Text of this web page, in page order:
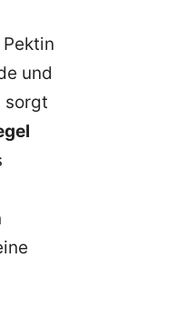
und
sorgt